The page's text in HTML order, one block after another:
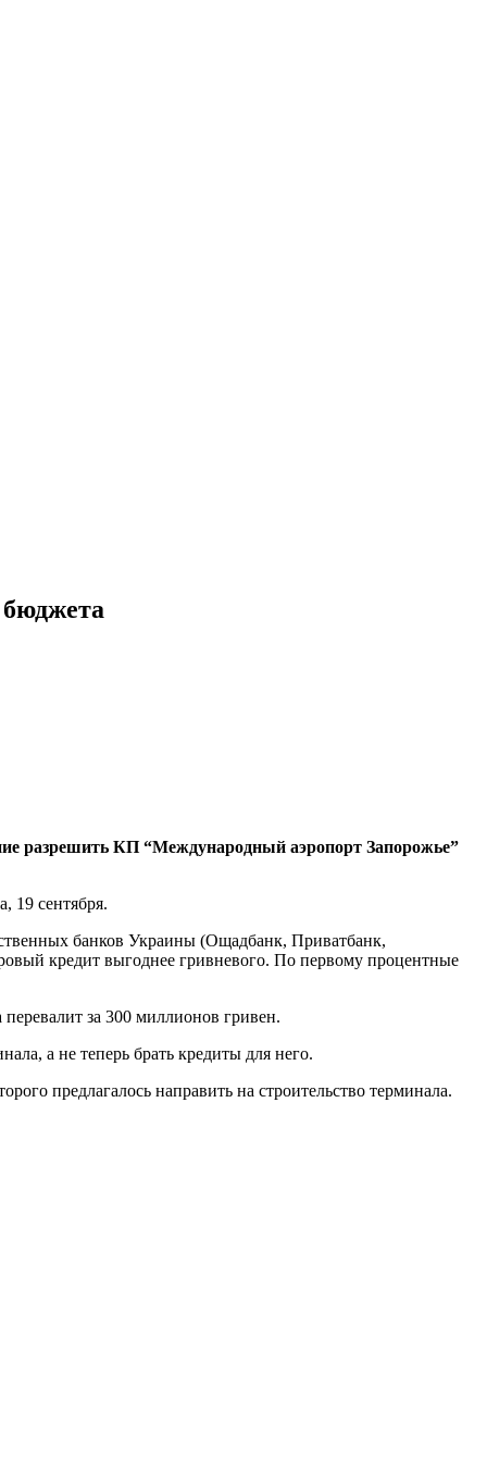
бюджета
разрешить КП “Международный аэропорт Запорожье”
19 сентября.
банков Украины (Ощадбанк, Приватбанк,
кредит выгоднее гривневого. По первому процентные
за 300 миллионов гривен.
а не теперь брать кредиты для него.
предлагалось направить на строительство терминала.